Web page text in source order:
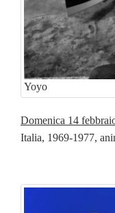
Yoyo
Domenica 14
Italia, 1969-1977,